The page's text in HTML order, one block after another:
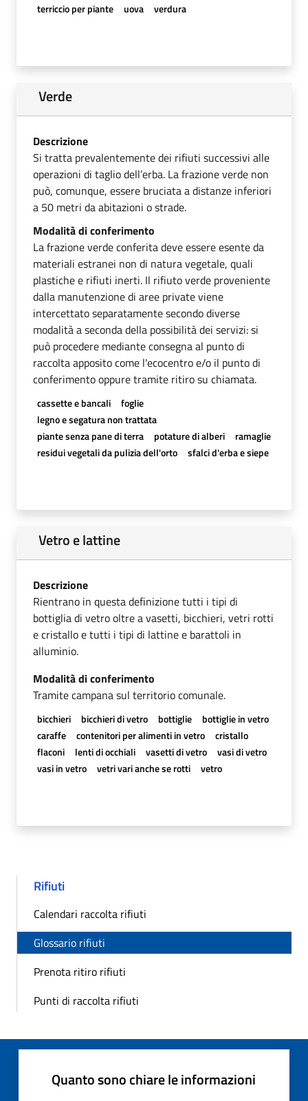
terriccio per piante
uova verdura
Verde
Descrizione
Si tratta prevalentemente dei rifiuti successivi alle
operazioni di taglio dell’erba. La frazione verde non
può, comunque, essere bruciata a distanze inferiori
a 50 metri da abitazioni o strade.
Modalità di conferimento
La frazione verde conferita deve essere esente da
materiali estranei non di natura vegetale, quali
plastiche e rifiuti inerti. Il rifiuto verde proveniente
dalla manutenzione di aree private viene
intercettato separatamente secondo diverse
modalità a seconda della possibilità dei servizi: si
può procedere mediante consegna al punto di
raccolta apposito come l'ecocentro e/o il punto di
conferimento oppure tramite ritiro su chiamata.
cassette e bancali
foglie
legno e segatura non trattata
piante senza pane di terra
potature di alberi
ramaglie
residui vegetali da pulizia dell'orto
sfalci d'erba e siepe
Vetro e lattine
Descrizione
Rientrano in questa definizione tutti i tipi di
bottiglia di vetro oltre a vasetti, bicchieri, vetri rotti
e cristallo e tutti i tipi di lattine e barattoli in
alluminio.
Modalità di conferimento
Tramite campana sul territorio comunale.
bicchieri bicchieri di vetro bottiglie
bottiglie in vetro
caraffe
contenitori per alimenti in vetro
cristallo
flaconi
lenti di occhiali vasetti di vetro
vasi di vetro
vasi in vetro
vetri vari anche se rotti vetro
Rifiuti
Calendari raccolta rifiuti
Glossario rifiuti
Prenota ritiro rifiuti
Punti di raccolta rifiuti
Quanto sono chiare le informazioni